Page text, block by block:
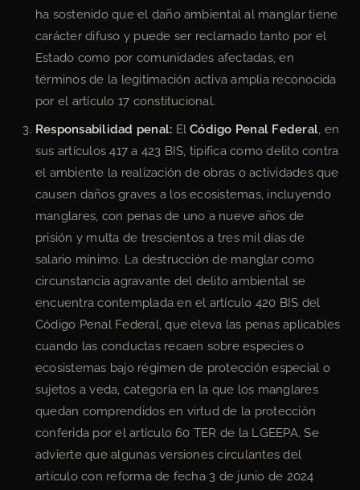
ha sostenido que el daño ambiental al manglar tiene
carácter difuso y puede ser reclamado tanto por el
Estado como por comunidades afectadas, en
términos de la legitimación activa amplia reconocida
por el artículo 17 constitucional.
Responsabilidad penal: ElCódigo Penal Federal , en
sus artículos 417 a 423 BIS, tipifica como delito contra
el ambiente la realización de obras o actividades que
causen daños graves a los ecosistemas, incluyendo
manglares, con penas de uno a nueve años de
prisión y multa de trescientos a tres mil días de
salario mínimo. La destrucción de manglar como
circunstancia agravante del delito ambiental se
encuentra contemplada en el artículo 420 BIS del
Código Penal Federal, que eleva las penas aplicables
cuando las conductas recaen sobre especies o
ecosistemas bajo régimen de protección especial o
sujetos a veda, categoría en la que los manglares
quedan comprendidos en virtud de la protección
conferida por el artículo 60 TER de la LGEEPA. Se
advierte que algunas versiones circulantes del
artículo con reforma de fecha 3 de junio de 2024